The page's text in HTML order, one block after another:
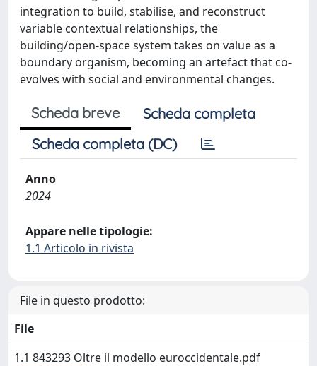
integration to build, stabilise, and reconstruct
variable contextual relationships, the
building/open-space system takes on value as a
boundary organism, becoming an artefact that co-
evolves with social and environmental changes.
Scheda breve
Scheda completa
Scheda completa (DC)
Anno
2024
Appare nelle tipologie:
1.1 Articolo in rivista
File in questo prodotto:
File
1.1 843293 Oltre il modello euroccidentale.pdf